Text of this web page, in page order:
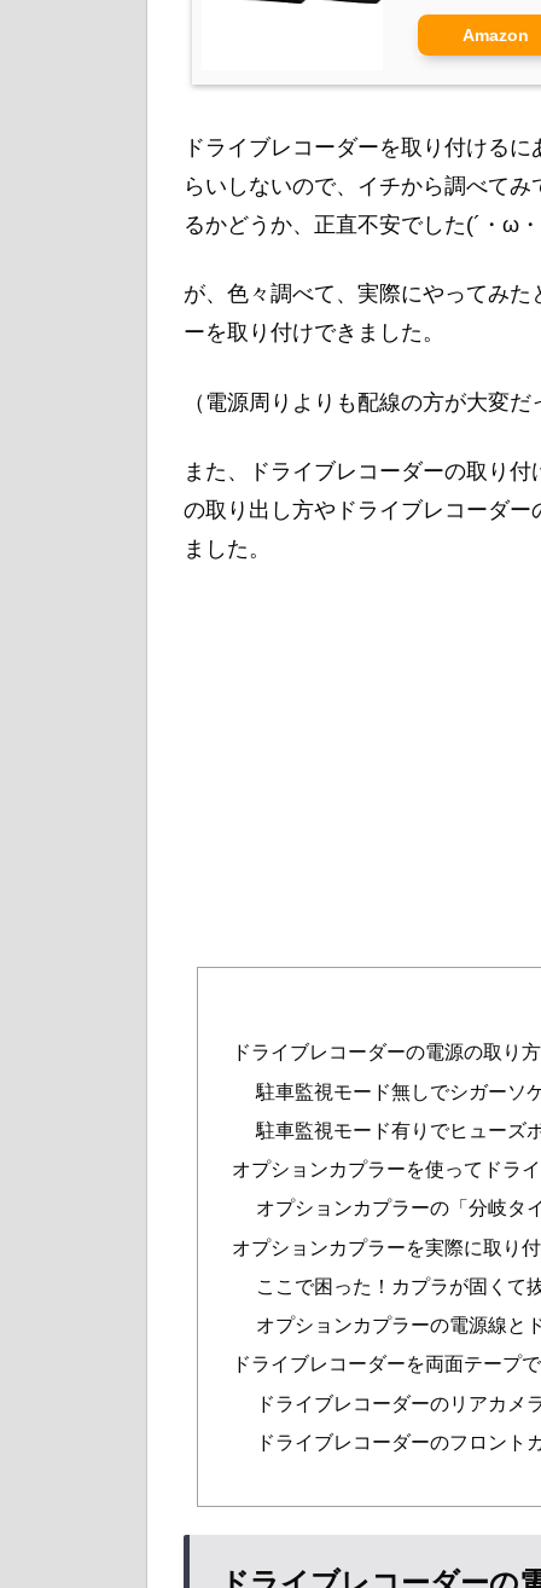
Amazon
ドライブレコーダーを取り付ける
らいしないので、イチから調べて
るかどうか、正直不安でした(´・ω
が、色々調べて、実際にやってみ
ーを取り付けできました。
（電源周りよりも配線の方が大変
また、ドライブレコーダーの取り
の取り出し方やドライブレコーダ
ました。
ドライブレコーダーの電源の取り方
駐車監視モード無しでシガーソ
駐車監視モード有りでヒューズ
オプションカプラーを使ってドラ
オプションカプラーの「分岐タ
オプションカプラーを実際に取り
ここで困った！カプラが固くて
オプションカプラーの電源線と
ドライブレコーダーを両面テープ
ドライブレコーダーのリアカメ
ドライブレコーダーのフロント